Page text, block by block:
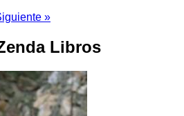
»